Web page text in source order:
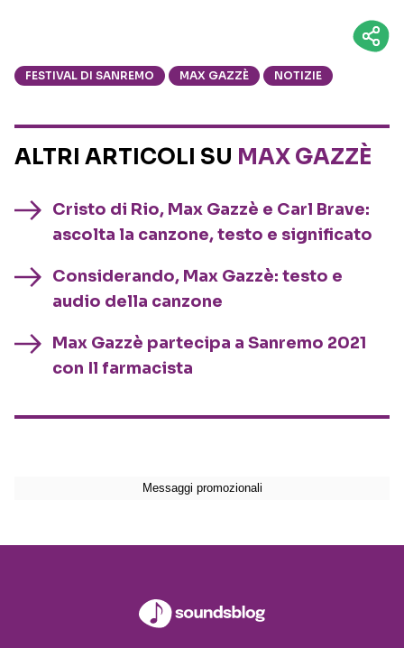
FESTIVAL DI SANREMO MAX GAZZÈ NOTIZIE
ALTRI ARTICOLI SU MAX GAZZÈ
Cristo di Rio, Max Gazzè e Carl Brave:
ascolta la canzone, testo e significato
Considerando, Max Gazzè: testo e
audio della canzone
Max Gazzè partecipa a Sanremo 2021
con Il farmacista